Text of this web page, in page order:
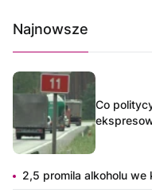
Najnowsze
Co
2,5 promila alkoholu we